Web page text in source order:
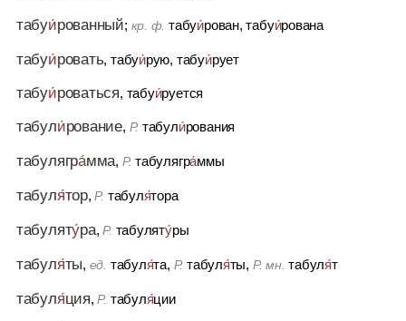
табуи́рованный; кр. ф. табуи́рован, табуи́рована
табуи́ровать, табуи́рую, табуи́рует
табуи́роваться, табуи́руется
табули́рование, Р. табули́рования
табулягра́мма, Р. табулягра́ммы
табуля́тор,Р. табуля́тора
табуляту́ра,Р. табуляту́ры
табуля́ты, ед. табуля́та, Р. табуля́ты, Р. мн. табуля́т
табуля́ция,Р. табуля́ции